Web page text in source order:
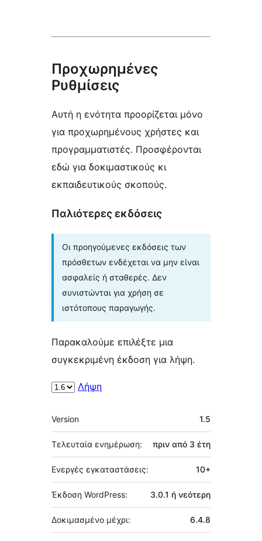
Προχωρημένες
Ρυθμίσεις
Αυτή η ενότητα προορίζεται μόνο
για προχωρημένους χρήστες και
προγραμματιστές. Προσφέρονται
εδώ για δοκιμαστικούς κι
εκπαιδευτικούς σκοπούς.
Παλιότερες εκδόσεις
Οι προηγούμενες εκδόσεις των
πρόσθετων ενδέχεται να μην είναι
ασφαλείς ή σταθερές. Δεν
συνιστώνται για χρήση σε
ιστότοπους παραγωγής.
Παρακαλούμε επιλέξτε μια
συγκεκριμένη έκδοση για λήψη.
Λήψη
Μεταστοιχεία
Version 1.5
Τελευταία ενημέρωση: πριν από 3 έτη
Ενεργές εγκαταστάσεις: 10+
Έκδοση WordPress: 3.0.1 ή νεότερη
Δοκιμασμένο μέχρι: 6.4.8